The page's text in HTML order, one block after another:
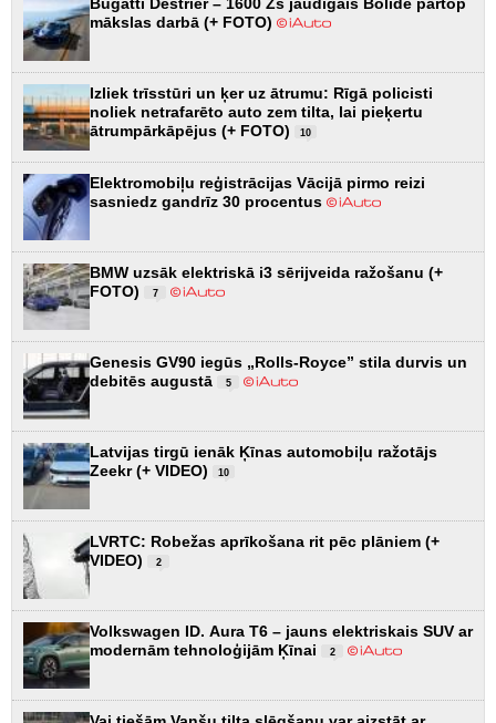
mākslas darbā (+ FOTO)
Izliek trīsstūri un ķer uz ātrumu: Rīgā policisti
noliek netrafarēto auto zem tilta, lai pieķertu
ātrumpārkāpējus (+ FOTO)
10
Elektromobiļu reģistrācijas Vācijā pirmo reizi
sasniedz gandrīz 30 procentus
BMW uzsāk elektriskā i3 sērijveida ražošanu (+
FOTO)
7
Genesis GV90 iegūs „Rolls-Royce” stila durvis un
debitēs augustā
5
Latvijas tirgū ienāk Ķīnas automobiļu ražotājs
Zeekr (+ VIDEO)
10
LVRTC: Robežas aprīkošana rit pēc plāniem (+
VIDEO)
2
Volkswagen ID. Aura T6 – jauns elektriskais SUV ar
modernām tehnoloģijām Ķīnai
2